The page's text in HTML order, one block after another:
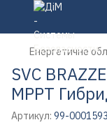
Енергетичне
SVC
МРРТ
Артикул: 99-